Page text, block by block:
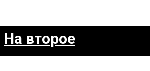
На второе